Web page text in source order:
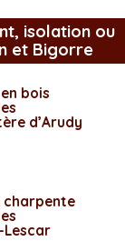
isolation ou
et Bigorre
bois
d’Arudy
charpente